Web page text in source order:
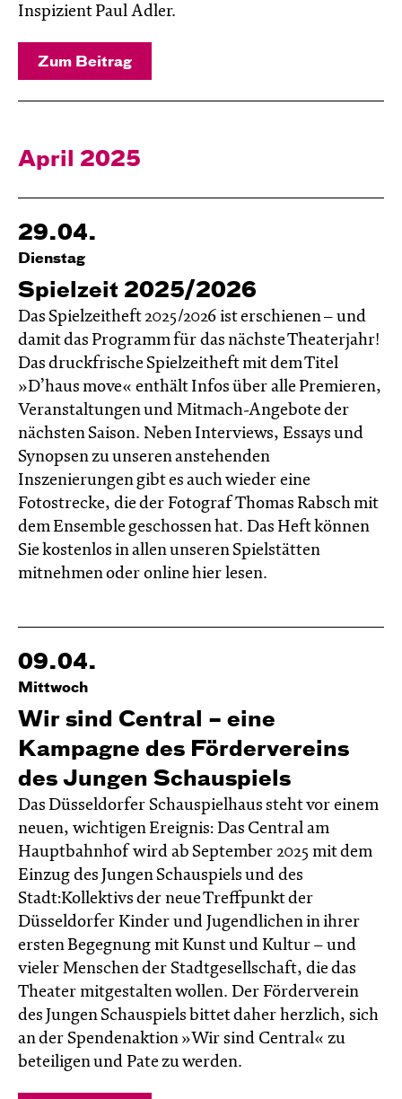
Inspizient Paul Adler.
Zum Beitrag
April 2025
29.04.
Dienstag
Spielzeit 2025/2026
Das Spielzeitheft 2025/2026 ist erschienen – und
damit das Programm für das nächste Theaterjahr!
Das druckfrische Spielzeitheft mit dem Titel
»D’haus move« enthält Infos über alle Premieren,
Veranstaltungen und Mitmach-Angebote der
nächsten Saison. Neben Interviews, Essays und
Synopsen zu unseren anstehenden
Inszenierungen gibt es auch wieder eine
Fotostrecke, die der Fotograf Thomas Rabsch mit
dem Ensemble geschossen hat. Das Heft können
Sie kostenlos in allen unseren Spielstätten
mitnehmen oder online hier lesen.
09.04.
Mittwoch
Wir sind Central – eine
Kampagne des Fördervereins
des Jungen Schauspiels
Das Düsseldorfer Schauspielhaus steht vor einem
neuen, wichtigen Ereignis: Das Central am
Hauptbahnhof wird ab September 2025 mit dem
Einzug des Jungen Schauspiels und des
Stadt:Kollektivs der neue Treffpunkt der
Düsseldorfer Kinder und Jugendlichen in ihrer
ersten Begegnung mit Kunst und Kultur – und
vieler Menschen der Stadtgesellschaft, die das
Theater mitgestalten wollen. Der Förderverein
des Jungen Schauspiels bittet daher herzlich, sich
an der Spendenaktion »Wir sind Central« zu
beteiligen und Pate zu werden.